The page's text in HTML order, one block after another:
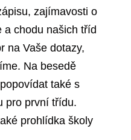
zajímavosti o
a chodu našich tříd
na Vaše dotazy,
Na besedě
také s
pro první třídu.
prohlídka školy